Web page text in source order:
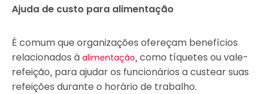
Ajuda de custo para alimentação
É comum que organizações ofereçam benefícios
relacionados à alimentação, como tíquetes ou vale-
refeição, para ajudar os funcionários a custear suas
refeições durante o horário de trabalho.